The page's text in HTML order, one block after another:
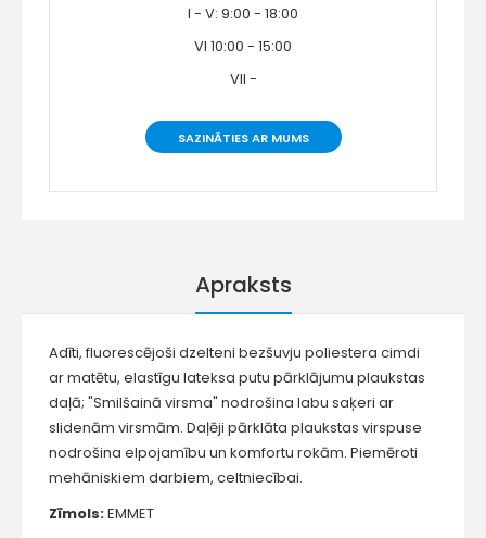
I - V: 9:00 - 18:00
VI 10:00 - 15:00
VII -
SAZINĀTIES AR MUMS
Apraksts
Adīti, fluorescējoši dzelteni bezšuvju poliestera cimdi
ar matētu, elastīgu lateksa putu pārklājumu plaukstas
daļā; "Smilšainā virsma" nodrošina labu saķeri ar
slidenām virsmām. Daļēji pārklāta plaukstas virspuse
nodrošina elpojamību un komfortu rokām. Piemēroti
mehāniskiem darbiem, celtniecībai.
Zīmols:EMMET